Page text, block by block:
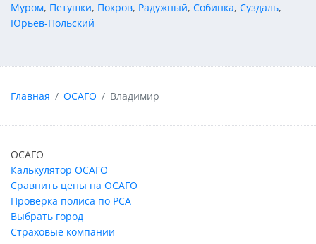
Муром, Петушки, Покров, Радужный, Собинка, Суздаль,
Юрьев-Польский
Главная ОСАГО Владимир
ОСАГО
Калькулятор ОСАГО
Сравнить цены на ОСАГО
Проверка полиса по РСА
Выбрать город
Страховые компании